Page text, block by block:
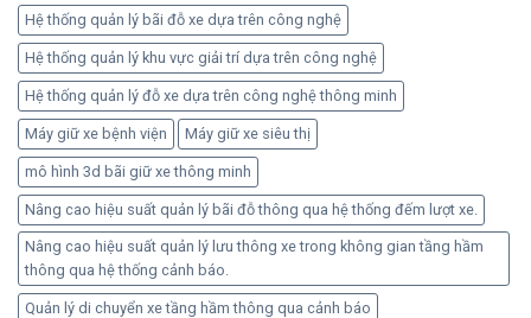
Hệ thống quản lý bãi đỗ xe dựa trên công nghệ
Hệ thống quản lý khu vực giải trí dựa trên công nghệ
Hệ thống quản lý đỗ xe dựa trên công nghệ thông minh
Máy giữ xe bệnh viện Máy giữ xe siêu thị
mô hình 3d bãi giữ xe thông minh
Nâng cao hiệu suất quản lý bãi đỗ thông qua hệ thống đếm lượt xe.
Nâng cao hiệu suất quản lý lưu thông xe trong không gian tầng hầm
thông qua hệ thống cảnh báo.
Quản lý di chuyển xe tầng hầm thông qua cảnh báo